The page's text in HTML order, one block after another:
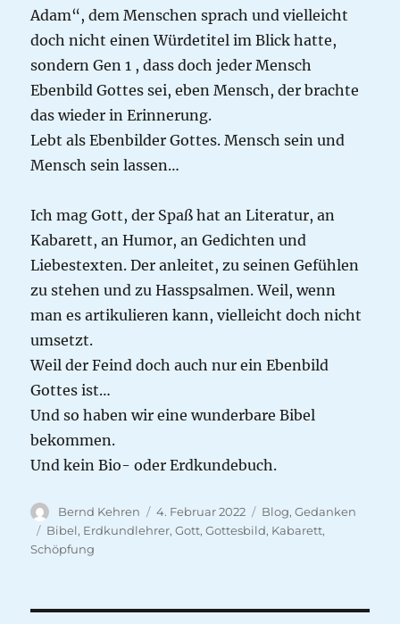
Adam“, dem Menschen sprach und vielleicht
doch nicht einen Würdetitel im Blick hatte,
sondern Gen 1 , dass doch jeder Mensch
Ebenbild Gottes sei, eben Mensch, der brachte
das wieder in Erinnerung.
Lebt als Ebenbilder Gottes. Mensch sein und
Mensch sein lassen…
Ich mag Gott, der Spaß hat an Literatur, an
Kabarett, an Humor, an Gedichten und
Liebestexten. Der anleitet, zu seinen Gefühlen
zu stehen und zu Hasspsalmen. Weil, wenn
man es artikulieren kann, vielleicht doch nicht
umsetzt.
Weil der Feind doch auch nur ein Ebenbild
Gottes ist…
Und so haben wir eine wunderbare Bibel
bekommen.
Und kein Bio- oder Erdkundebuch.
Autor
Bernd Kehren
Veröffentlicht
am
4. Februar 2022 Kategorien
Blog,Gedanken
Schlagwörter
Bibel, Erdkundlehrer,Gott,Gottesbild, Kabarett,
Schöpfung